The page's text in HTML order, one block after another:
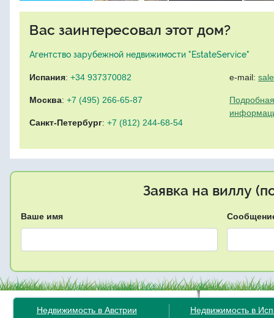
Вас заинтересовал этот дом?
Агентство зарубежной недвижимости "EstateService"
Испания: +34 937370082
Москва: +7 (495) 266-65-87
Санкт-Петербург: +7 (812) 244-68-54
e-mail:
Заявка на виллу
Ваше имя
Недвижимость в Австрии
Недвижимость в